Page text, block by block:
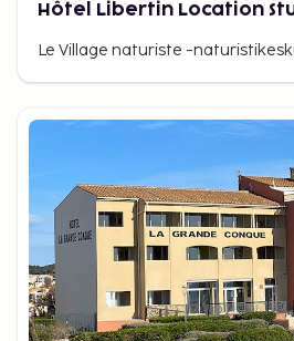
Hôtel Libertin Location
Le Village naturiste -